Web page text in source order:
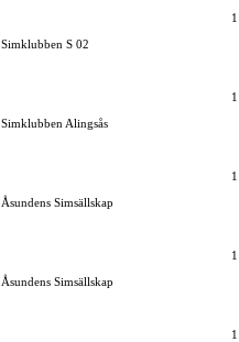
Simklubben S 02
Simklubben Alingsås
Åsundens Simsällskap
Åsundens Simsällskap